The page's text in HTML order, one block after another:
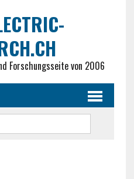
Forschungsseite von 2006